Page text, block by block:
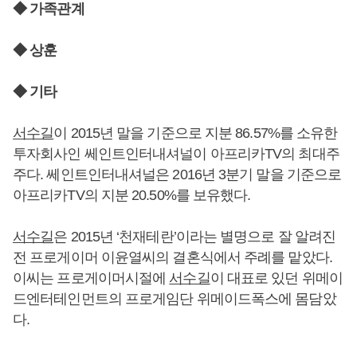
◆ 가족관계
◆ 상훈
◆ 기타
서수길이 2015년 말을 기준으로 지분 86.57%를 소유한
투자회사인 쎄인트인터내셔널이 아프리카TV의 최대주
주다. 쎄인트인터내셔널은 2016년 3분기 말을 기준으로
아프리카TV의 지분 20.50%를 보유했다.
서수길은 2015년 ‘천재테란’이라는 별명으로 잘 알려진
전 프로게이머 이윤열씨의 결혼식에서 주례를 맡았다.
이씨는 프로게이머시절에 서수길이 대표로 있던 위메이
드엔터테인먼트의 프로게임단 위메이드폭스에 몸담았
다.